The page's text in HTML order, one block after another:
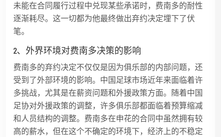
未能在合同履行过程中兑现某些承诺时，费南多的耐性
逐渐耗尽。这一切都为他最终做出弃约决定埋下了伏
笔。
2、外界环境对费南多决策的影响
费南多的弃约决定不仅仅是因为俱乐部的内部问题，还
受到了外部环境的影响。中国足球市场近年来面临着许
多挑战，尤其是在薪资问题和外援政策方面。随着中国
足协对外援政策的调整，许多俱乐部都面临着预算缩减
和人员结构的调整。费南多在申花的合同中虽然拥有较
高的薪水，但在这个不确定的环境下，经济上的不稳定